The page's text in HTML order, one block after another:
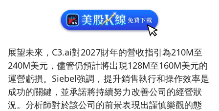
展望未來，C3.ai對2027財年的營收指引為210M至
240M美元，儘管仍預計將出現128M至160M美元的
運營虧損。Siebel強調，提升銷售執行和操作效率是
成功的關鍵，並承諾將持續努力改善公司的經營狀
況。分析師對於該公司的前景表現出謹慎樂觀的態